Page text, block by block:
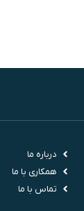
درباره ما
همکاری با ما
تماس با ما